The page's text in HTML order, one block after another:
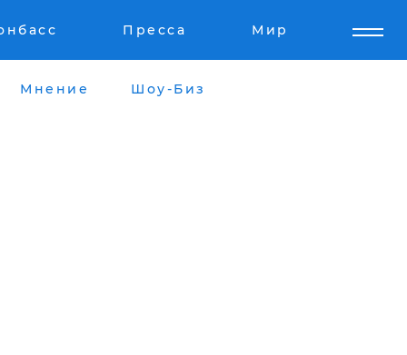
Пресса Мир
Мнение Шоу-Биз